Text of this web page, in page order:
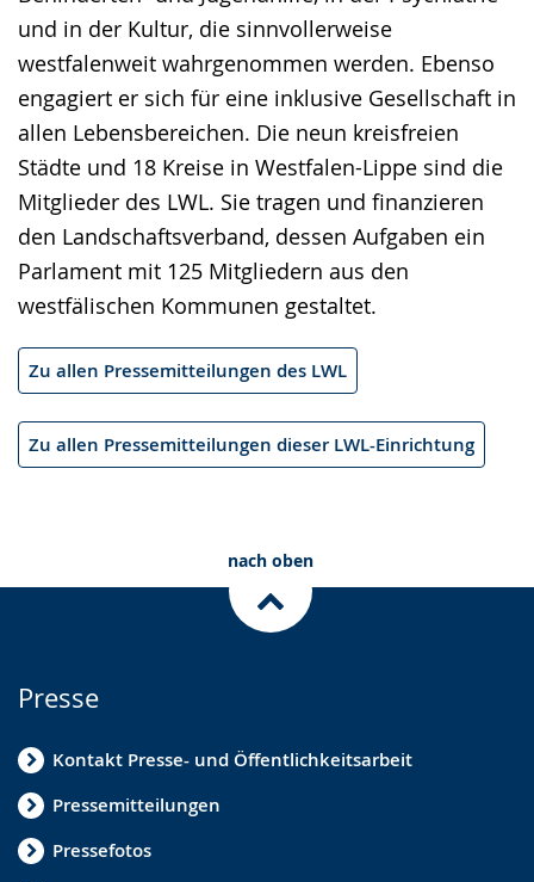
und in der Kultur, die sinnvollerweise
westfalenweit wahrgenommen werden. Ebenso
engagiert er sich für eine inklusive Gesellschaft in
allen Lebensbereichen. Die neun kreisfreien
Städte und 18 Kreise in Westfalen-Lippe sind die
Mitglieder des LWL. Sie tragen und finanzieren
den Landschaftsverband, dessen Aufgaben ein
Parlament mit 125 Mitgliedern aus den
westfälischen Kommunen gestaltet.
Zu allen Pressemitteilungen des LWL
Zu allen Pressemitteilungen dieser LWL-Einrichtung
nach oben
Presse
Kontakt Presse- und Öffentlichkeitsarbeit
Pressemitteilungen
Pressefotos